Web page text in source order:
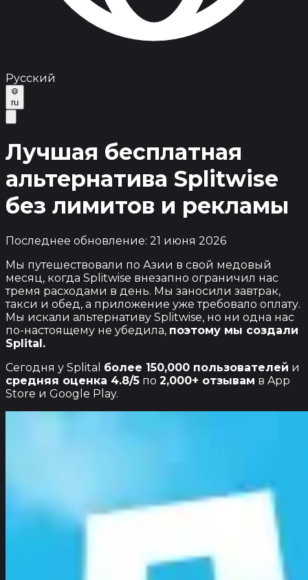
Русский
ru
Лучшая бесплатная
альтернатива Splitwise
без лимитов и рекламы
Последнее обновление: 21 июня 2026
Мы путешествовали по Азии в свой медовый
месяц, когда Splitwise внезапно ограничил нас
тремя расходами в день. Мы заносили завтрак,
такси и обед, а приложение уже требовало оплату.
Мы искали альтернативу Splitwise, но ни одна нас
по-настоящему не убедила, поэтому мы создали
Splital.
Сегодня у Splital более 150,000 пользователей и
средняя оценка 4.8/5 по 2,000+ отзывам в App
Store и Google Play.